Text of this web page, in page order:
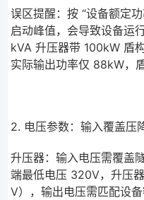
误区提醒：按 “设备额定
启动峰值，会导致设备
kVA 升压器带 100kW 盾
实际输出功率仅 88kW，
2. 电压参数：输入覆盖压
升压器：输入电压需覆盖
端最低电压 320V，升压
V），输出电压需匹配设